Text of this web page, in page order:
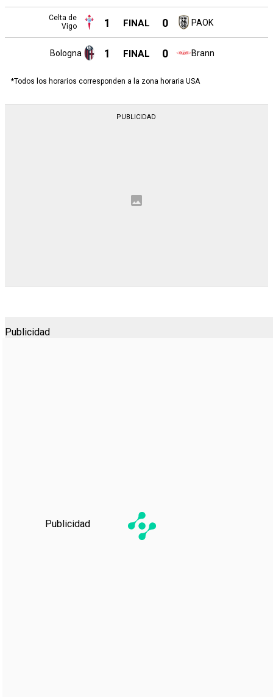
Celta de
Vigo
1 FINAL 0 PAOK
Bologna 1 FINAL 0 Brann
*Todos los horarios corresponden a la zona horaria USA
Publicidad
Publicidad